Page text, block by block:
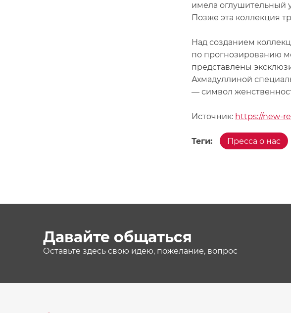
имела оглушительный
Позже эта коллекция
Над созданием
по прогнозированию
представлены
Ахмадуллиной
— символ
Источник: https://new-
Теги: Пресса о нас
Давайте общаться
Оставьте здесь свою идею, пожелание, вопрос